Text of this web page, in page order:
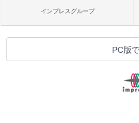
インプレスグループ
PC版